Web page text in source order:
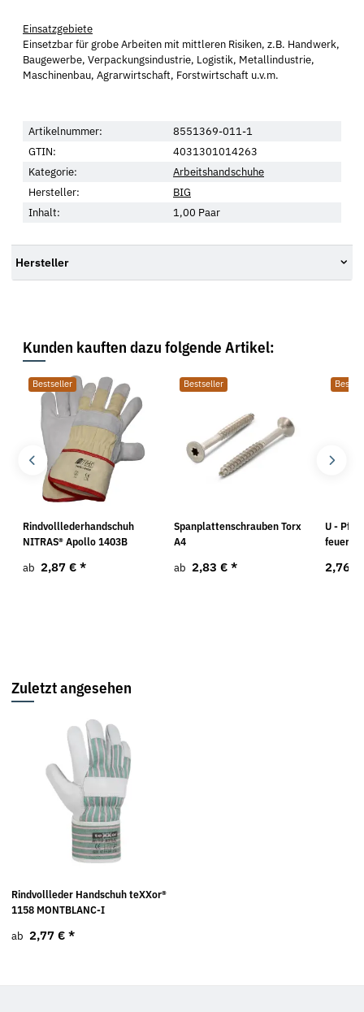
Einsatzgebiete
Einsetzbar für grobe Arbeiten mit mittleren Risiken, z.B. Handwerk,
Baugewerbe, Verpackungsindustrie, Logistik, Metallindustrie,
Maschinenbau, Agrarwirtschaft, Forstwirtschaft u.v.m.
Artikelnummer:
8551369-011-1
GTIN:
4031301014263
Kategorie:
Arbeitshandschuhe
Hersteller:
BIG
Inhalt:
1,00 Paar
Hersteller
Kunden kauften dazu folgende Artikel:
Bestseller
Rindvolllederhandschuh
NITRAS® Apollo 1403B
ab 2,87 € *
Bestseller
Spanplattenschrauben Torx
A4
ab 2,83 € *
U -
2,76
Zuletzt angesehen
Rindvollleder Handschuh teXXor®
1158 MONTBLANC-I
ab 2,77 € *